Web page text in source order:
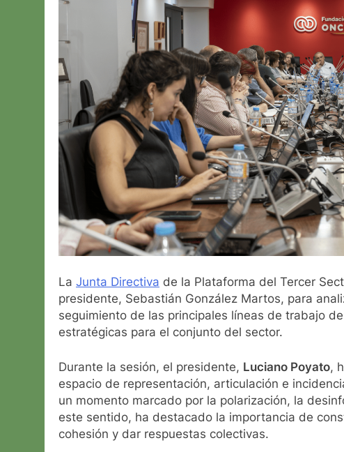
La Junta Directiva de la Plataforma del Tercer
presidente, Sebastián González Martos, para
seguimiento de las principales líneas de trabajo
estratégicas para el conjunto del sector.
Durante la sesión, el presidente, Luciano Poyato,
espacio de representación, articulación e
un momento marcado por la polarización, la
este sentido, ha destacado la importancia de
cohesión y dar respuestas colectivas.